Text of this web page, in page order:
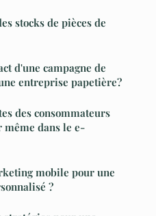
stocks de pièces de
d'une campagne de
entreprise papetière?
des consommateurs
dans le e-
mobile pour une
?